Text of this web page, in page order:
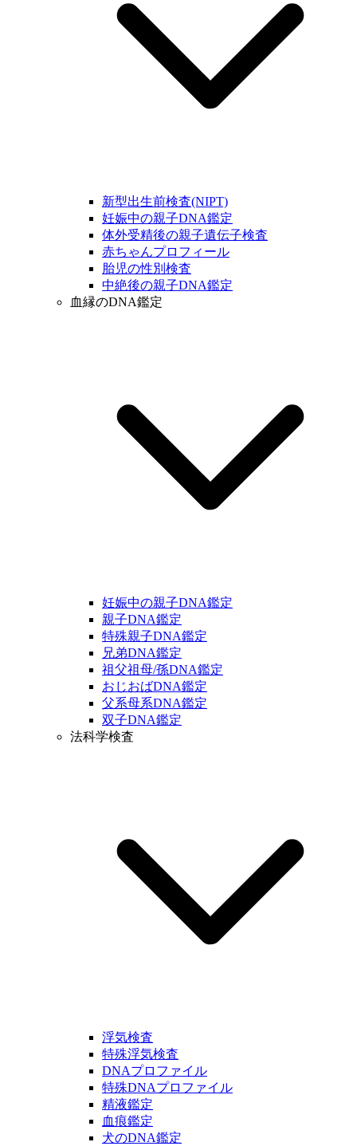
新型出生前検査(NIPT)
妊娠中の親子DNA鑑定
体外受精後の親子遺伝子検査
赤ちゃんプロフィール
胎児の性別検査
中絶後の親子DNA鑑定
血縁のDNA鑑定
妊娠中の親子DNA鑑定
親子DNA鑑定
特殊親子DNA鑑定
兄弟DNA鑑定
祖父祖母/孫DNA鑑定
おじおばDNA鑑定
父系母系DNA鑑定
双子DNA鑑定
法科学検査
浮気検査
特殊浮気検査
DNAプロファイル
特殊DNAプロファイル
精液鑑定
血痕鑑定
犬のDNA鑑定